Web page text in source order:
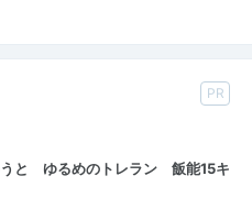
PR
と ゆるめのトレラン 飯能15キ